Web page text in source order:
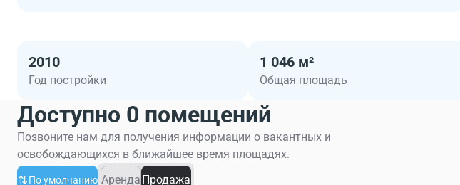
2010
Год постройки
1 046 м²
Общая площадь
Доступно 0 помещений
Позвоните нам для получения информации о вакантных и
освобождающихся в ближайшее время площадях.
По умолчанию Аренда Продажа